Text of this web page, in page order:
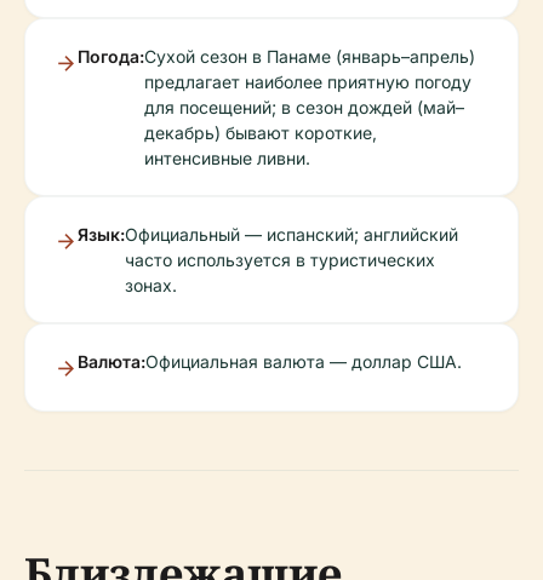
Погода:Сухой сезон в Панаме (январь–апрель)
предлагает наиболее приятную погоду
для посещений; в сезон дождей (май–
декабрь) бывают короткие,
интенсивные ливни.
Язык:Официальный — испанский; английский
часто используется в туристических
зонах.
Валюта:Официальная валюта — доллар США.